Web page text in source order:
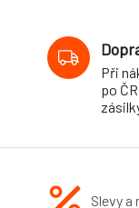
Při
po
Slevy a